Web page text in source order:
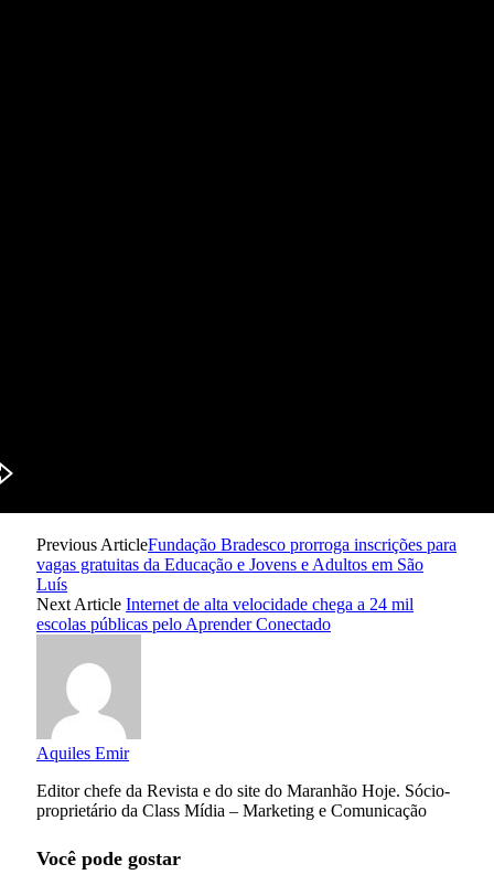
Previous ArticleFundação Bradesco prorroga inscrições para
vagas gratuitas da Educação e Jovens e Adultos em São
Luís
Next Article Internet de alta velocidade chega a 24 mil
escolas públicas pelo Aprender Conectado
Aquiles Emir
Editor chefe da Revista e do site do Maranhão Hoje. Sócio-
proprietário da Class Mídia – Marketing e Comunicação
Você pode gostar